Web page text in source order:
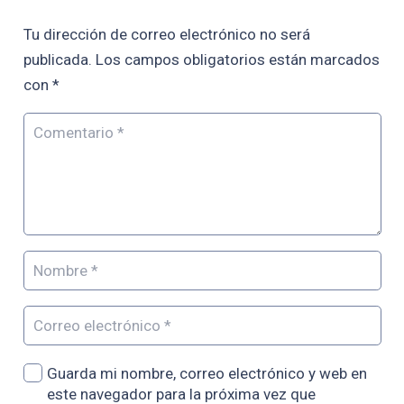
Tu dirección de correo electrónico no será
publicada. Los campos obligatorios están marcados
con *
Guarda mi nombre, correo electrónico y web en
este navegador para la próxima vez que